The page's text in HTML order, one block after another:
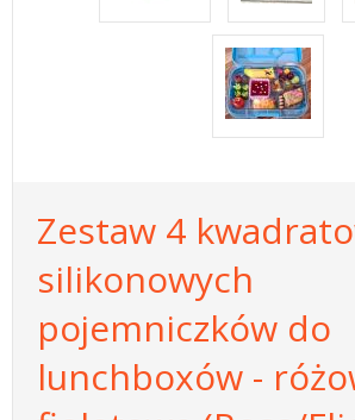
Zestaw 4
silikonowych
pojemniczków do
lunchboxów -